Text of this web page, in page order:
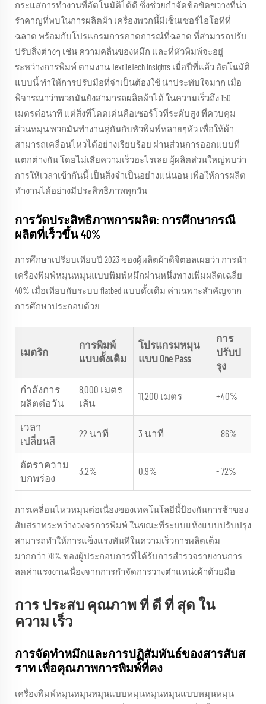
กระแสการทํางานที่อัตโนมัติได้ดี ซึ่งช่วยกําจัดข้อขัดขวางที่น่า
รําคาญที่พบในการผลิตผ้า เครื่องพวกนี้มีเซ็นเซอร์ไอโอทีที่
ฉลาด พร้อมกับโปรแกรมการคาดการณ์ที่ฉลาด ที่สามารถปรับ
ปรับสิ่งต่างๆ เช่น ความคลื่นของหมึก และที่หัวพิมพ์จะอยู่
ระหว่างการพิมพ์ ตามงาน TextileTech Insights เมื่อปีที่แล้ว อัตโนมัติ
แบบนี้ ทําให้การปรับมือที่จําเป็นต้องใช้ น่าประทับใจมาก เมื่อ
พิจารณาว่าพวกมันยังสามารถผลิตผ้าได้ ในความเร็วถึง 150
เมตรต่อนาที แต่สิ่งที่โดดเด่นคือเซอร์โวที่ระดับสูง ที่ควบคุม
ส่วนหมุน พวกมันทํางานคู่กันกับหัวพิมพ์หลายๆหัว เพื่อให้ผ้า
สามารถเคลื่อนไหวได้อย่างเรียบร้อย ผ่านส่วนการออกแบบที่
แตกต่างกัน โดยไม่เสียความเร็วอะไรเลย ผู้ผลิตส่วนใหญ่พบว่า
การให้เวลาเข้ากันนี้ เป็นสิ่งจําเป็นอย่างแน่นอน เพื่อให้การผลิต
ทํางานได้อย่างมีประสิทธิภาพทุกวัน
การวัดประสิทธิภาพการผลิต: การศึกษากรณี
ผลิตที่เร็วขึ้น 40%
การศึกษาเปรียบเทียบปี 2023 ของผู้ผลิตผ้าดิจิตอลเผยว่า การนํา
เครื่องพิมพ์หมุนหมุนแบบพิมพ์หมึกผ่านหนึ่งทางเพิ่มผลิตเฉลี่ย
40% เมื่อเทียบกับระบบ flatbed แบบดั้งเดิม ค่าเฉพาะสําคัญจาก
การศึกษาประกอบด้วย:
เมตริก
การพิมพ์
แบบดั้งเดิม
โปรแกรมหมุน
แบบ One Pass
การ
ปรับป
รุง
กำลังการ
ผลิตต่อวัน
8,000 เมตร
เส้น
11,200 เมตร +40%
เวลา
เปลี่ยนสี
22 นาที 3 นาที - 86%
อัตราความ
บกพร่อง
3.2% 0.9% - 72%
การเคลื่อนไหวหมุนต่อเนื่องของเทคโนโลยีนี้ป้องกันการช้าของ
สับสราทระหว่างวงจรการพิมพ์ ในขณะที่ระบบแห้งแบบปรับปรุง
สามารถทําให้การแข็งแรงทันทีในความเร็วการผลิตเต็ม
มากกว่า 78% ของผู้ประกอบการที่ได้รับการสํารวจรายงานการ
ลดค่าแรงงานเนื่องจากการกําจัดการวางตําแหน่งผ้าด้วยมือ
การ ประสบ คุณภาพ ที่ ดี ที่ สุด ใน
ความ เร็ว
การจัดทําหมึกและการปฏิสัมพันธ์ของสารสับส
ราท เพื่อคุณภาพการพิมพ์ที่คง
เครื่องพิมพ์หมุนหมุนหมุนแบบหมุนหมุนหมุนแบบหมุนหมุน